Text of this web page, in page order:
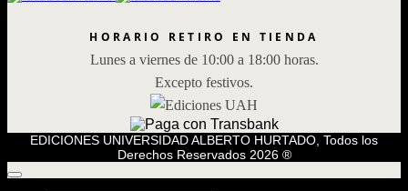
HORARIO RETIRO EN TIENDA
Lunes a viernes de 10:00 a 18:00 horas.
Excepto festivos.
EDICIONES UNIVERSIDAD ALBERTO HURTADO, Todos los
Derechos Reservados 2026 ®